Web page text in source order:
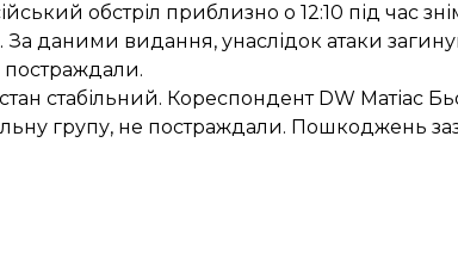
обстріл приблизно о 12:10 під час
За даними видання, унаслідок атаки
постраждали.
стабільний. Кореспондент DW Матіас
групу, не постраждали. Пошкоджень